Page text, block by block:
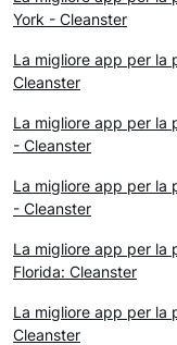
York - Cleanster
La migliore app per la
Cleanster
La migliore app per la
- Cleanster
La migliore app per la
- Cleanster
La migliore app per la
Florida: Cleanster
La migliore app per la
Cleanster